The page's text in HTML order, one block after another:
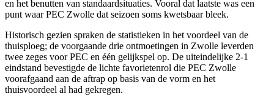
en het benutten van standaardsituaties. Vooral dat laatste was een
punt waar PEC Zwolle dat seizoen soms kwetsbaar bleek.
Historisch gezien spraken de statistieken in het voordeel van de
thuisploeg; de voorgaande drie ontmoetingen in Zwolle leverden
twee zeges voor PEC en één gelijkspel op. De uiteindelijke 2-1
eindstand bevestigde de lichte favorietenrol die PEC Zwolle
voorafgaand aan de aftrap op basis van de vorm en het
thuisvoordeel al had gekregen.